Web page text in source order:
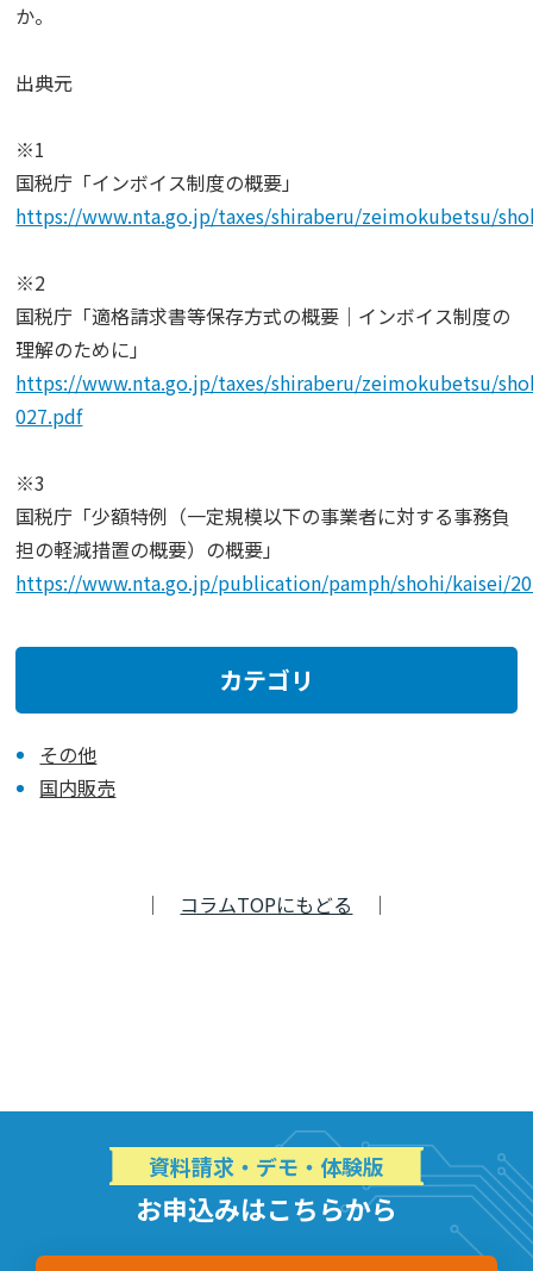
か。
出典元
※1
国税庁「インボイス制度の概要」
https://www.nta.go.jp/taxes/shiraberu/zeimokubetsu/
※2
国税庁「適格請求書等保存方式の概要｜インボイス制度の
理解のために」
https://www.nta.go.jp/taxes/shiraberu/zeimokubetsu/
027.pdf
※3
国税庁「少額特例（一定規模以下の事業者に対する事務負
担の軽減措置の概要）の概要」
https://www.nta.go.jp/publication/pamph/shohi/kaisei/
カテゴリ
その他
国内販売
｜ コラムTOPにもどる ｜
資料請求・デモ・体験版
お申込みはこちらから